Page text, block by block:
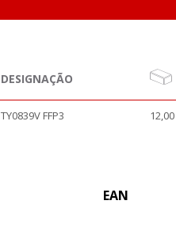
DESIGNAÇÃO
TY0839V FFP3 12,00
EAN